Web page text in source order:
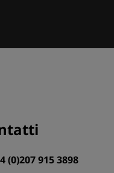
(0)207 915 3898